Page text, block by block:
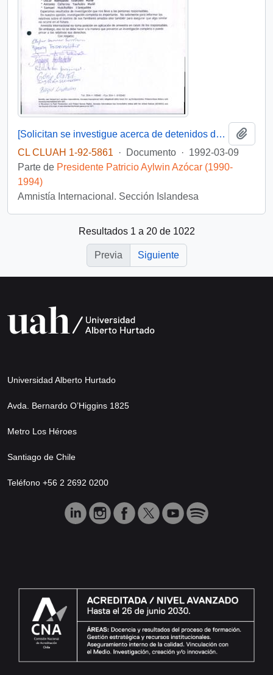
[Solicitan se investigue acerca de detenidos desaparecidos mapuches]
CL CLUAH 1-92-5861
· Documento · 1992-03-09
Parte de Presidente Patricio Aylwin Azócar (1990-
1994)
Amnistía Internacional. Sección Islandesa
Resultados 1 a 20 de 1022
Previa Siguiente
Universidad Alberto Hurtado
Avda. Bernardo O’Higgins 1825
Metro Los Héroes
Santiago de Chile
Teléfono +56 2 2692 0200